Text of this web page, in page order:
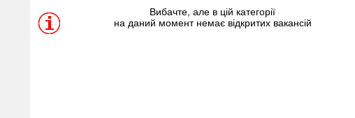
Вибачте, але в цій категорії
на даний момент немає відкритих вакансій